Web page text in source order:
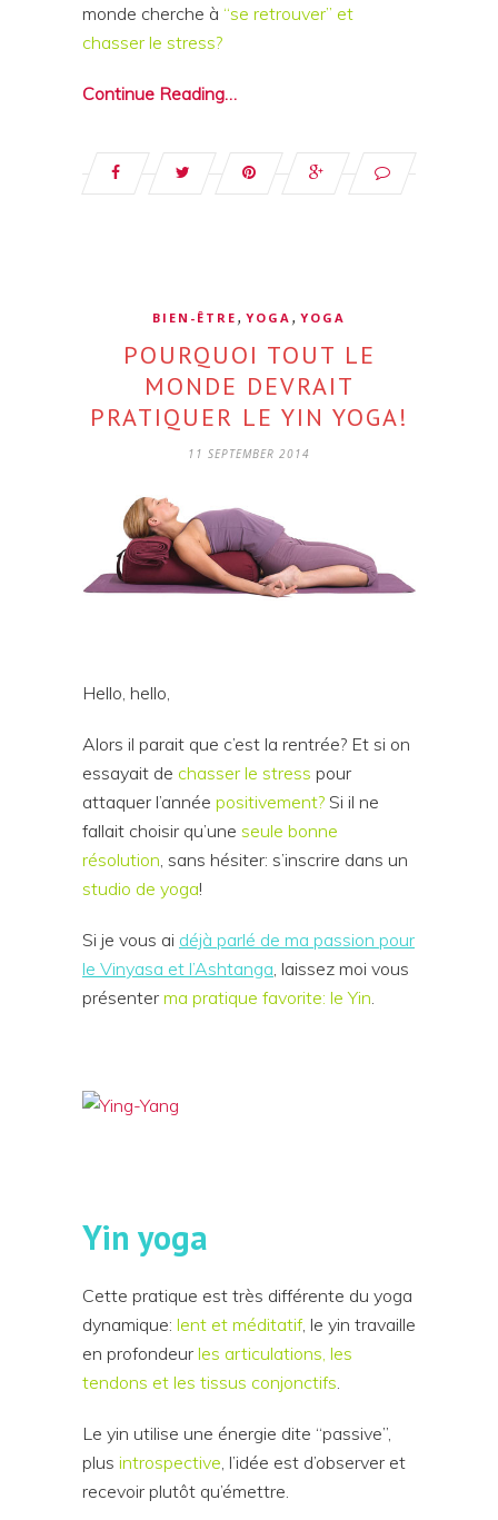
monde cherche à “se retrouver” et
chasser le stress?
Continue Reading…
BIEN-ÊTRE , YOGA , YOGA
POURQUOI TOUT LE
MONDE DEVRAIT
PRATIQUER LE YIN YOGA!
11 SEPTEMBER 2014
Hello, hello,
Alors il parait que c’est la rentrée? Et si on
essayait de chasser le stress pour
attaquer l’année positivement? Si il ne
fallait choisir qu’une seule bonne
résolution, sans hésiter: s’inscrire dans un
studio de yoga!
Si je vous ai déjà parlé de ma passion pour
le Vinyasa et l’Ashtanga, laissez moi vous
présenter ma pratique favorite: le Yin.
Yin yoga
Cette pratique est très différente du yoga
dynamique: lent et méditatif, le yin travaille
en profondeur les articulations, les
tendons et les tissus conjonctifs.
Le yin utilise une énergie dite “passive”,
plus introspective, l’idée est d’observer et
recevoir plutôt qu’émettre.